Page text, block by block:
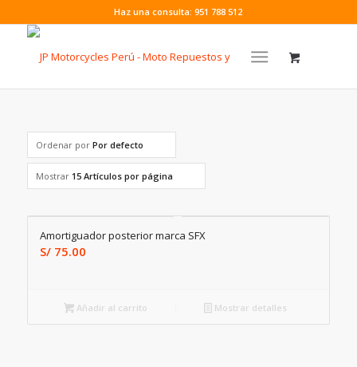
Haz una consulta: 951 788 512
Ordenar por Por defecto
Mostrar 15 Artículos por página
Amortiguador posterior marca SFX
S/75.00
Añadir al carrito Mostrar detalles